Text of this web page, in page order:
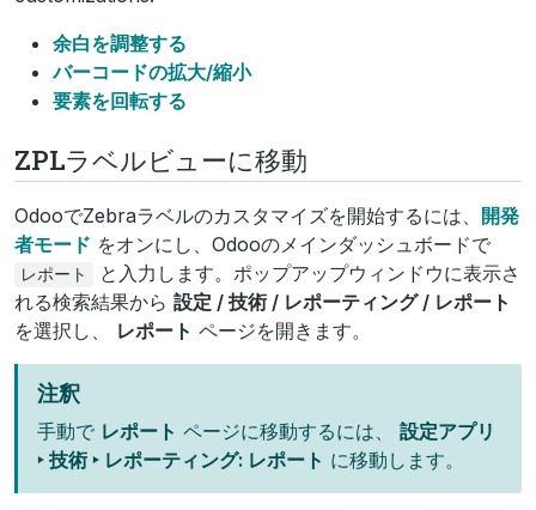
余白を調整する
バーコードの拡大/縮小
要素を回転する
ZPLラベルビューに移動
OdooでZebraラベルのカスタマイズを開始するには、 開発
者モード をオンにし、Odooのメインダッシュボードで
レポート
と入力します。ポップアップウィンドウに表示さ
れる検索結果から 設定 / 技術 / レポーティング / レポート
を選択し、 レポート ページを開きます。
注釈
手動で レポート ページに移動するには、 設定アプリ
‣ 技術 ‣ レポーティング: レポート に移動します。